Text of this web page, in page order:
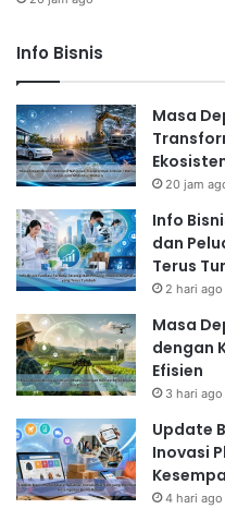
Info Bisnis
Masa
20 jam
Info
dan
Terus
2 hari ago
Masa
dengan
Efisien
3 hari ago
Update
Inovasi
4 hari ago